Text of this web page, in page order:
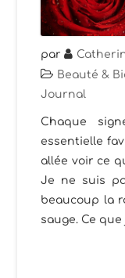
par
Beauté &
Journal
Chaque
essentielle
allée voir ce
Je ne suis
beaucoup la
sauge. Ce que